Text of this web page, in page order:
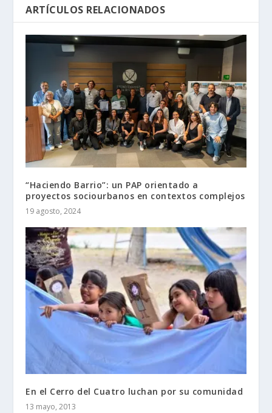
ARTÍCULOS RELACIONADOS
“Haciendo Barrio”: un PAP orientado a
proyectos sociourbanos en contextos complejos
19 agosto, 2024
En el Cerro del Cuatro luchan por su comunidad
13 mayo, 2013